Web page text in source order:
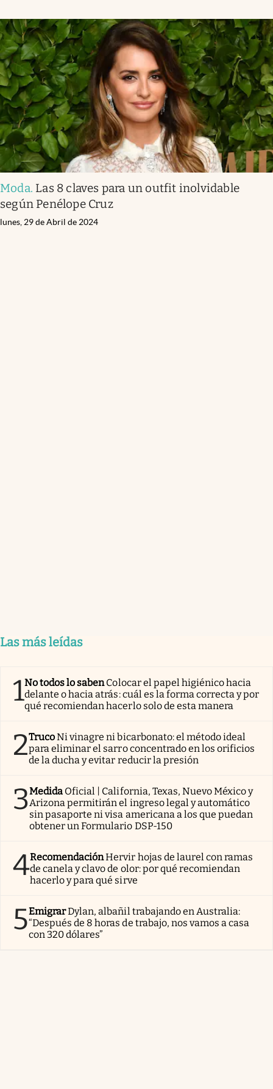
Moda. Las 8 claves para un outfit inolvidable
según Penélope Cruz
lunes, 29 de Abril de 2024
Las más leídas
1No todos lo sabenColocar el papel higiénico hacia
delante o hacia atrás: cuál es la forma correcta y por
qué recomiendan hacerlo solo de esta manera
2TrucoNi vinagre ni bicarbonato: el método ideal
para eliminar el sarro concentrado en los orificios
de la ducha y evitar reducir la presión
3Medida Oficial | California, Texas, Nuevo México y
Arizona permitirán el ingreso legal y automático
sin pasaporte ni visa americana a los que puedan
obtener un Formulario DSP-150
4RecomendaciónHervir hojas de laurel con ramas
de canela y clavo de olor: por qué recomiendan
hacerlo y para qué sirve
5EmigrarDylan, albañil trabajando en Australia:
“Después de 8 horas de trabajo, nos vamos a casa
con 320 dólares”